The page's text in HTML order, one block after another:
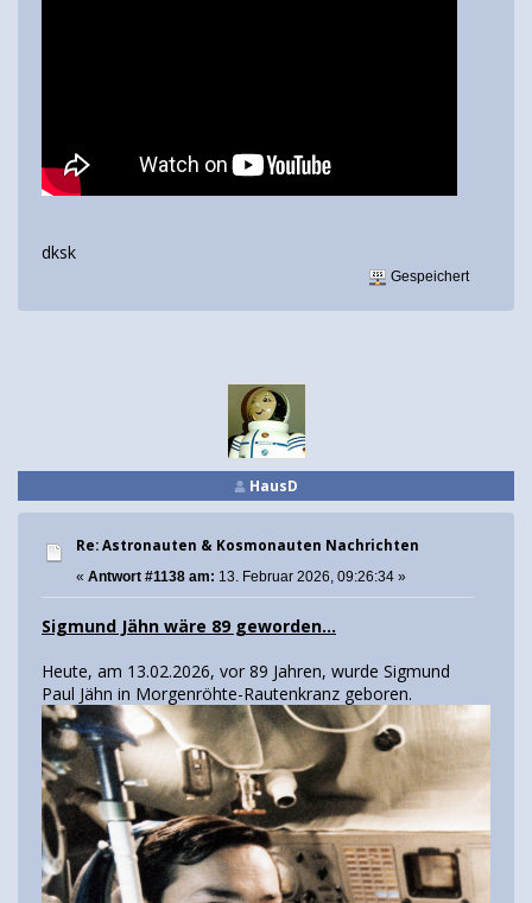
dksk
Gespeichert
HausD
Re: Astronauten & Kosmonauten Nachrichten
« Antwort #1138 am: 13. Februar 2026, 09:26:34 »
Sigmund Jähn wäre 89 geworden...
Heute, am 13.02.2026, vor 89 Jahren, wurde Sigmund
Paul Jähn in Morgenröhte-Rautenkranz geboren.